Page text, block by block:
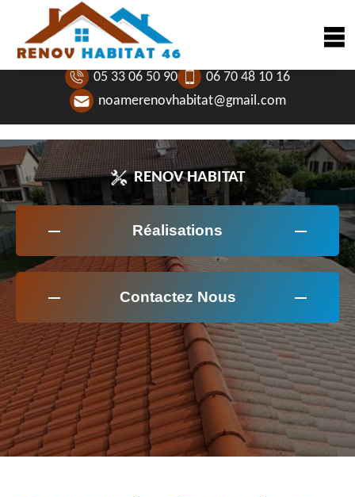
05 33 06 50 90
06 70 48 10 16
noamerenovhabitat@gmail.com
RENOV HABITAT
Réalisations
Contactez Nous